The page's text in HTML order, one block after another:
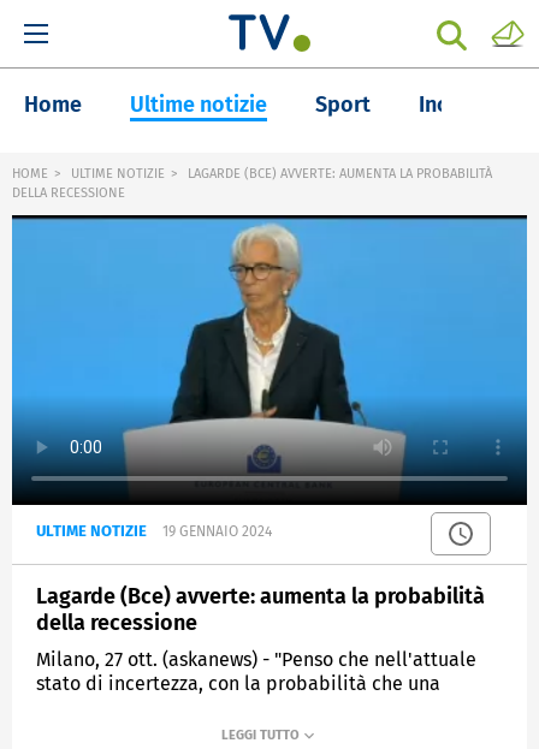
Home Ultime notizie Sport Inchieste
HOME ULTIME NOTIZIE
LAGARDE (BCE) AVVERTE: AUMENTA LA PROBABILITÀ
DELLA RECESSIONE
ULTIME NOTIZIE 19 GENNAIO 2024
Lagarde (Bce) avverte: aumenta la probabilità
della recessione
Milano, 27 ott. (askanews) - "Penso che nell'attuale
stato di incertezza, con la probabilità che una
probabilità aumentata, ognuno debba fare il proprio